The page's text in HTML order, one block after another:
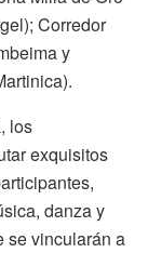
Corredor
y
los
exquisitos
danza y
se vincularán a